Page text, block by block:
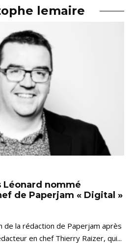
lemaire
Léonard nommé
de Paperjam « Digital »
de la rédaction de Paperjam après
en chef Thierry Raizer, qui...